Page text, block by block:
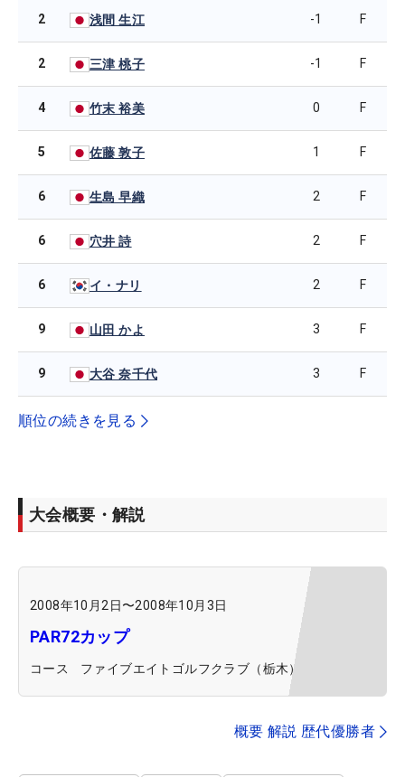
2 浅間 生江 -1 F
2 三津 桃子 -1 F
4 竹末 裕美 0 F
5 佐藤 敦子 1 F
6 生島 早織 2 F
6 穴井 詩 2 F
6 イ・ナリ 2 F
9 山田 かよ 3 F
9 大谷 奈千代 3 F
順位の続きを見る
大会概要・解説
2008年10月2日〜2008年10月3日
PAR72カップ
コース ファイブエイトゴルフクラブ（栃木）
概要 解説 歴代優勝者